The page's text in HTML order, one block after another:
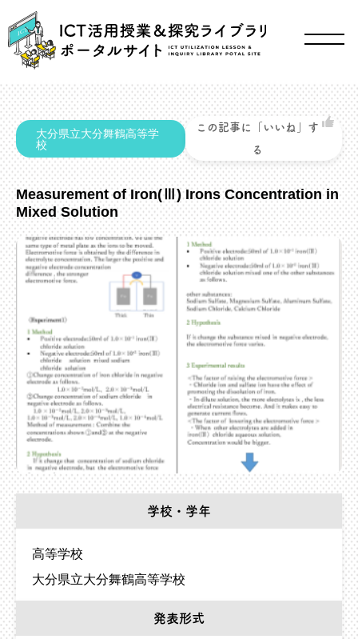
大分県立大分舞鶴高等学
校
この記事に「いいね」す
る
Measurement of Iron(Ⅲ) Irons Concentration in
Mixed Solution
学校・学年
高等学校
大分県立大分舞鶴高等学校
発表形式